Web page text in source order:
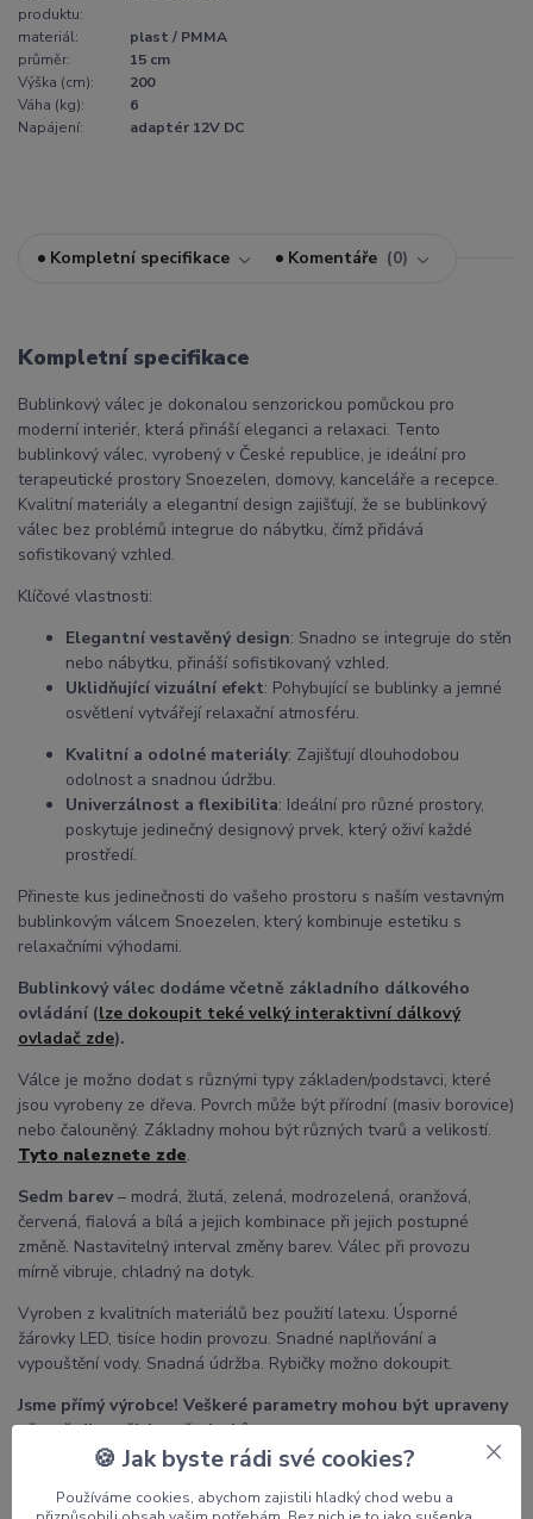
produktu:
materiál:
plast / PMMA
průměr:
15 cm
Výška (cm):
200
Váha (kg):
6
Napájení:
adaptér 12V DC
Kompletní specifikace Komentáře 0
Kompletní specifikace
Bublinkový válec je dokonalou senzorickou pomůckou pro
moderní interiér, která přináší eleganci a relaxaci. Tento
bublinkový válec, vyrobený v České republice, je ideální pro
terapeutické prostory Snoezelen, domovy, kanceláře a recepce.
Kvalitní materiály a elegantní design zajišťují, že se bublinkový
válec bez problémů integrue do nábytku, čímž přidává
sofistikovaný vzhled.
Klíčové vlastnosti:
Elegantní vestavěný design: Snadno se integruje do stěn
nebo nábytku, přináší sofistikovaný vzhled.
Uklidňující vizuální efekt: Pohybující se bublinky a jemné
osvětlení vytvářejí relaxační atmosféru.
Kvalitní a odolné materiály: Zajišťují dlouhodobou
odolnost a snadnou údržbu.
Univerzálnost a flexibilita: Ideální pro různé prostory,
poskytuje jedinečný designový prvek, který oživí každé
prostředí.
Přineste kus jedinečnosti do vašeho prostoru s naším vestavným
bublinkovým válcem Snoezelen, který kombinuje estetiku s
relaxačními výhodami.
Bublinkový válec dodáme včetně základního dálkového
ovládání (lze dokoupit teké velký interaktivní dálkový
ovladač zde).
Válce je možno dodat s různými typy základen/podstavci, které
jsou vyrobeny ze dřeva. Povrch může být přírodní (masiv borovice)
nebo čalouněný. Základny mohou být různých tvarů a velikostí.
Tyto naleznete zde.
Sedm barev – modrá, žlutá, zelená, modrozelená, oranžová,
červená, fialová a bílá a jejich kombinace při jejich postupné
změně. Nastavitelný interval změny barev. Válec při provozu
mírně vibruje, chladný na dotyk.
Vyroben z kvalitních materiálů bez použití latexu. Úsporné
žárovky LED, tisíce hodin provozu. Snadné naplňování a
vypouštění vody. Snadná údržba. Rybičky možno dokoupit.
Jsme přímý výrobce! Veškeré parametry mohou být upraveny
přesně dle vašich požadavků.
Poznámka:Pro správnou funkci bublinkového válce je nutné
🍪 Jak byste rádi své cookies?
Používáme cookies, abychom zajistili hladký chod webu a